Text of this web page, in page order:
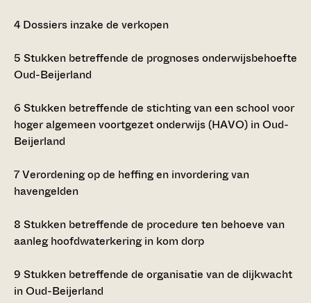
4 Dossiers inzake de verkopen
5 Stukken betreffende de prognoses onderwijsbehoefte
Oud-Beijerland
6 Stukken betreffende de stichting van een school voor
hoger algemeen voortgezet onderwijs (HAVO) in Oud-
Beijerland
7Verordening op de heffing en invordering van
havengelden
8 Stukken betreffende de procedure ten behoeve van
aanleg hoofdwaterkering in kom dorp
9 Stukken betreffende de organisatie van de dijkwacht
in Oud-Beijerland